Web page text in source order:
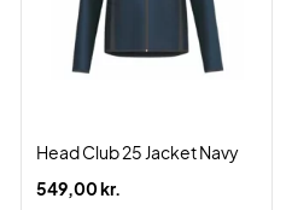
Head Club 25 Jacket Navy
549,00 kr.